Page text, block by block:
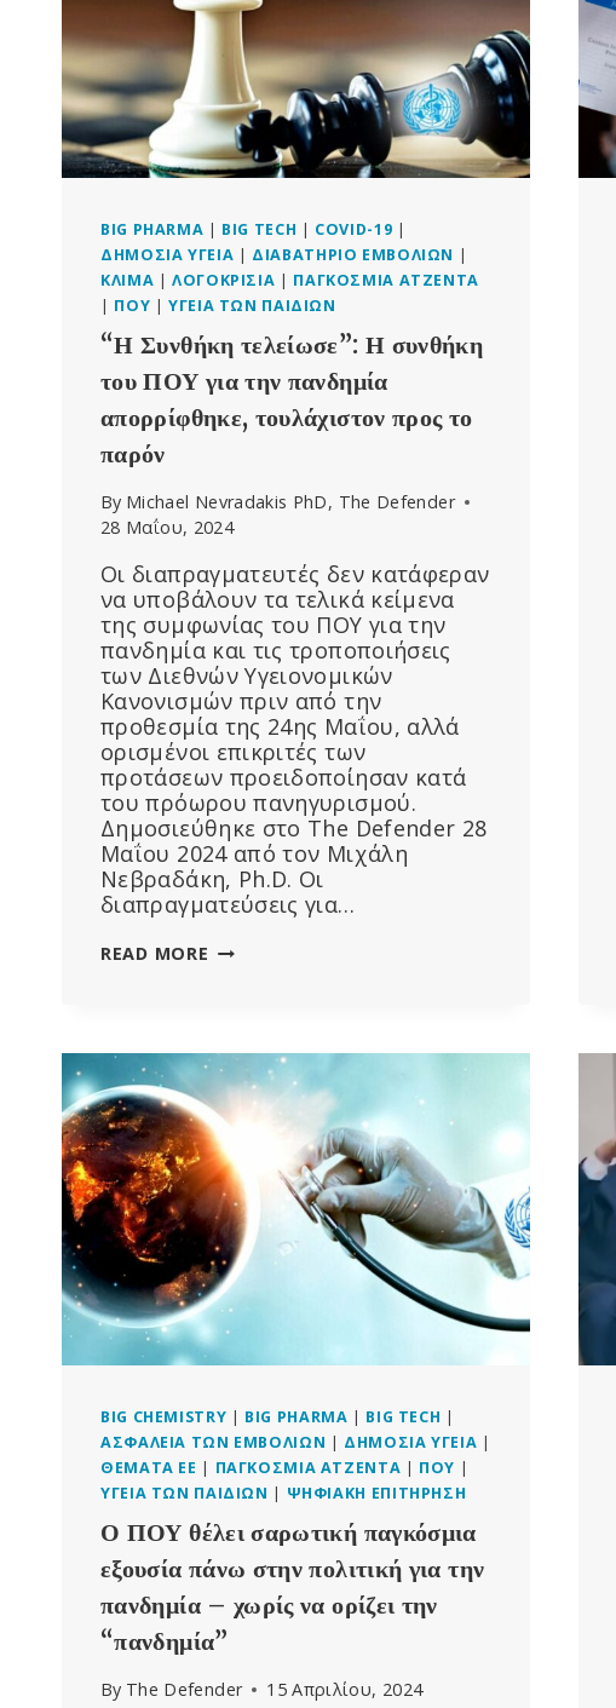
BIG PHARMA | BIG TECH | COVID-19 |
ΔΗΜΌΣΙΑ ΥΓΕΊΑ | ΔΙΑΒΑΤΉΡΙΟ ΕΜΒΟΛΊΩΝ |
ΚΛΊΜΑ |ΛΟΓΟΚΡΙΣΊΑ | ΠΑΓΚΌΣΜΙΑ ΑΤΖΈΝΤΑ
| ΠΟΥ |ΥΓΕΊΑ ΤΩΝ ΠΑΙΔΙΏΝ
“Η Συνθήκη τελείωσε”: Η συνθήκη
του ΠΟΥ για την πανδημία
απορρίφθηκε, τουλάχιστον προς το
παρόν
By Michael Nevradakis PhD, The Defender
28 Μαΐου, 2024
Οι διαπραγματευτές δεν κατάφεραν
να υποβάλουν τα τελικά κείμενα
της συμφωνίας του ΠΟΥ για την
πανδημία και τις τροποποιήσεις
των Διεθνών Υγειονομικών
Κανονισμών πριν από την
προθεσμία της 24ης Μαΐου, αλλά
ορισμένοι επικριτές των
προτάσεων προειδοποίησαν κατά
του πρόωρου πανηγυρισμού.
Δημοσιεύθηκε στο The Defender 28
Μαΐου 2024 από τον Μιχάλη
Νεβραδάκη, Ph.D. Οι
διαπραγματεύσεις για…
READ MORE “Η
ΣΥΝΘΉΚΗ
ΤΟΥ
ΠΟΥ
ΓΙΑ
ΤΗΝ
ΠΑΝΔΗΜΊΑ
ΑΠΟΡΡΊΦΘΗΚΕ,
ΤΟΥΛΆΧΙΣΤΟΝ
ΠΡΟΣ
ΤΟ
ΠΑΡΌΝ
BIG CHEMISTRY | BIG PHARMA | BIG TECH |
ΑΣΦΆΛΕΙΑ ΤΩΝ ΕΜΒΟΛΊΩΝ | ΔΗΜΌΣΙΑ ΥΓΕΊΑ |
ΘΈΜΑΤΑ ΕΕ | ΠΑΓΚΌΣΜΙΑ ΑΤΖΈΝΤΑ | ΠΟΥ |
ΥΓΕΊΑ ΤΩΝ ΠΑΙΔΙΏΝ | ΨΗΦΙΑΚΉ ΕΠΙΤΉΡΗΣΗ
Ο ΠΟΥ θέλει σαρωτική παγκόσμια
εξουσία πάνω στην πολιτική για την
πανδημία – χωρίς να ορίζει την
“πανδημία”
By The Defender 15 Απριλίου, 2024